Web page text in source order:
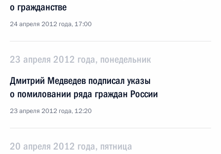
о гражданстве
24 апреля 2012 года, 17:00
23 апреля 2012 года, понедельник
Дмитрий Медведев подписал указы
о помиловании ряда граждан России
23 апреля 2012 года, 12:20
20 апреля 2012 года, пятница